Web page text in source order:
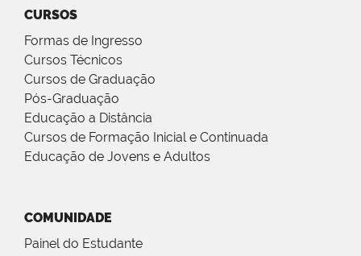
CURSOS
Formas de Ingresso
Cursos Técnicos
Cursos de Graduação
Pós-Graduação
Educação a Distância
Cursos de Formação Inicial e Continuada
Educação de Jovens e Adultos
COMUNIDADE
Painel do Estudante